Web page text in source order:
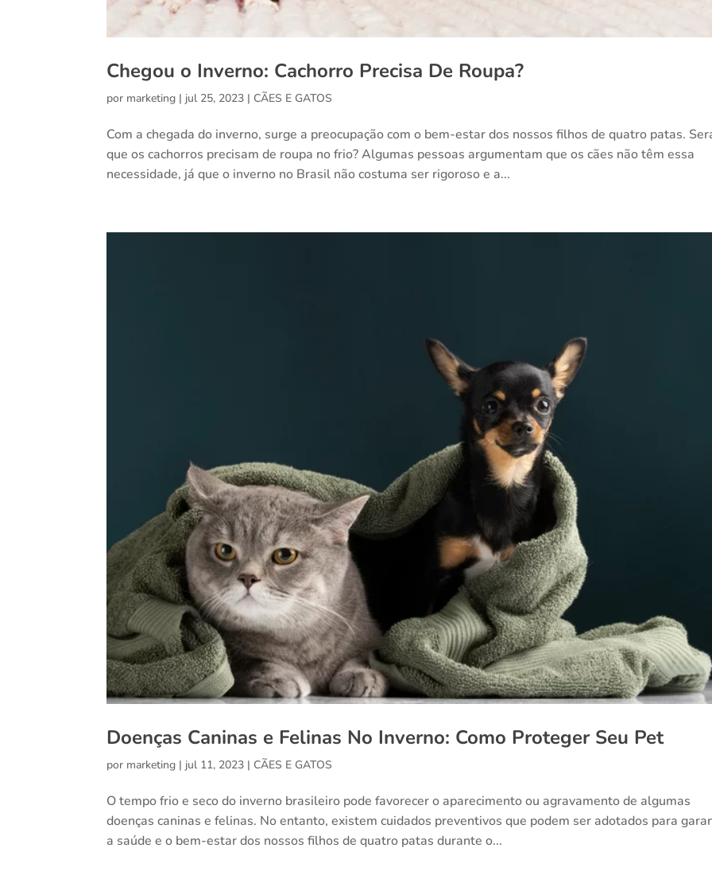
Chegou o Inverno: Cachorro Precisa De Roupa?
por marketing | jul 25, 2023 | CÃES E GATOS
Com a chegada do inverno, surge a preocupação com o bem-estar dos nossos filhos de quatro patas.
que os cachorros precisam de roupa no frio? Algumas pessoas argumentam que os cães não têm essa
necessidade, já que o inverno no Brasil não costuma ser rigoroso e a...
Doenças Caninas e Felinas No Inverno: Como Proteger Seu Pet
por marketing | jul 11, 2023 | CÃES E GATOS
O tempo frio e seco do inverno brasileiro pode favorecer o aparecimento ou agravamento de algumas
doenças caninas e felinas. No entanto, existem cuidados preventivos que podem ser adotados para
a saúde e o bem-estar dos nossos filhos de quatro patas durante o...